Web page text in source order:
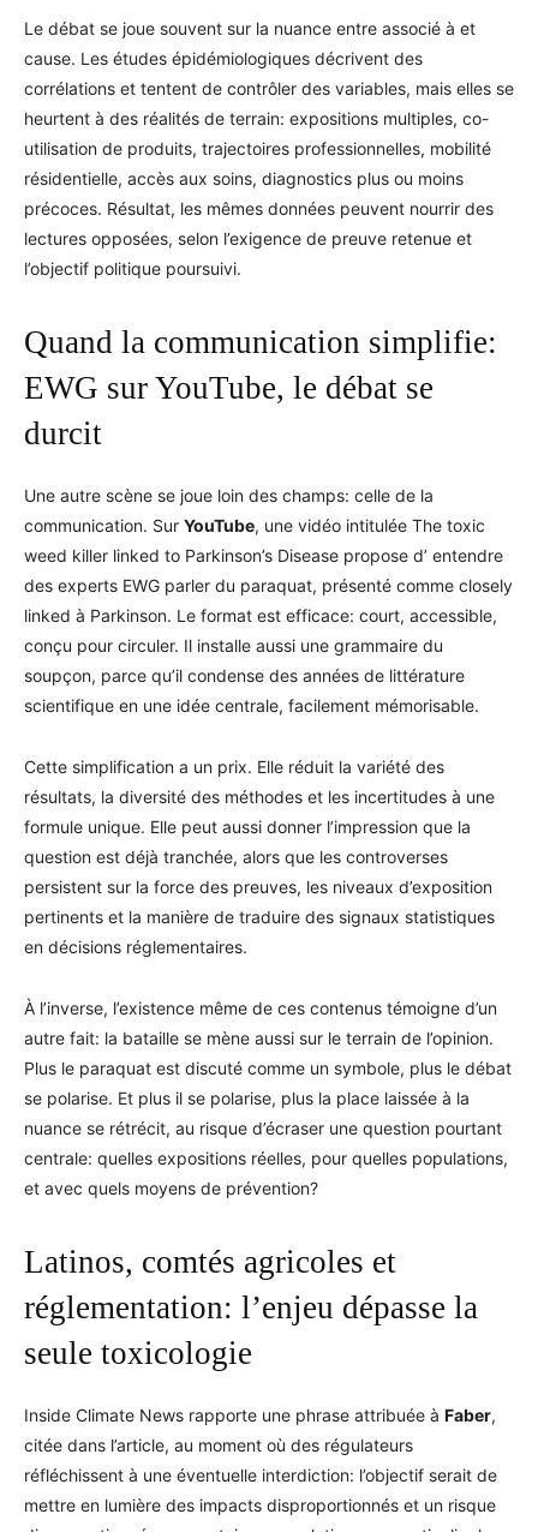
Le débat se joue souvent sur la nuance entre associé à et
cause. Les études épidémiologiques décrivent des
corrélations et tentent de contrôler des variables, mais elles se
heurtent à des réalités de terrain: expositions multiples, co-
utilisation de produits, trajectoires professionnelles, mobilité
résidentielle, accès aux soins, diagnostics plus ou moins
précoces. Résultat, les mêmes données peuvent nourrir des
lectures opposées, selon l’exigence de preuve retenue et
l’objectif politique poursuivi.
Quand la communication simplifie:
EWG sur YouTube, le débat se
durcit
Une autre scène se joue loin des champs: celle de la
communication. Sur YouTube, une vidéo intitulée The toxic
weed killer linked to Parkinson’s Disease propose d’ entendre
des experts EWG parler du paraquat, présenté comme closely
linked à Parkinson. Le format est efficace: court, accessible,
conçu pour circuler. Il installe aussi une grammaire du
soupçon, parce qu’il condense des années de littérature
scientifique en une idée centrale, facilement mémorisable.
Cette simplification a un prix. Elle réduit la variété des
résultats, la diversité des méthodes et les incertitudes à une
formule unique. Elle peut aussi donner l’impression que la
question est déjà tranchée, alors que les controverses
persistent sur la force des preuves, les niveaux d’exposition
pertinents et la manière de traduire des signaux statistiques
en décisions réglementaires.
À l’inverse, l’existence même de ces contenus témoigne d’un
autre fait: la bataille se mène aussi sur le terrain de l’opinion.
Plus le paraquat est discuté comme un symbole, plus le débat
se polarise. Et plus il se polarise, plus la place laissée à la
nuance se rétrécit, au risque d’écraser une question pourtant
centrale: quelles expositions réelles, pour quelles populations,
et avec quels moyens de prévention?
Latinos, comtés agricoles et
réglementation: l’enjeu dépasse la
seule toxicologie
Inside Climate News rapporte une phrase attribuée à Faber,
citée dans l’article, au moment où des régulateurs
réfléchissent à une éventuelle interdiction: l’objectif serait de
mettre en lumière des impacts disproportionnés et un risque